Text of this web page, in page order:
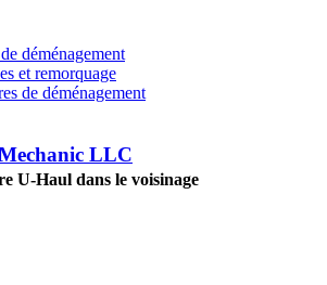
déménagement
et remorquage
de déménagement
LLC
U-Haul dans le voisinage